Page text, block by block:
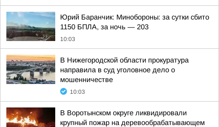
Юрий Баранчик: Минобороны: за сутки сбито
1150 БПЛА, за ночь — 203
10:03
В Нижегородской области прокуратура
направила в суд уголовное дело о
мошенничестве
10:03
В Воротынском округе ликвидировали
крупный пожар на деревообрабатывающем